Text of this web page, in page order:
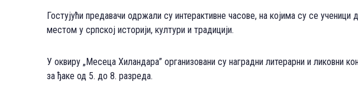
Гостујући предавачи одржали су интерактивне часове, на којима су се
местом у српској историји, култури и традицији.
У оквиру „Месеца Хиландара” организовани су наградни литерарни и ликовни
за ђаке од 5. до 8. разреда.